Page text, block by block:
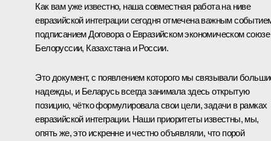
Как вам уже известно, наша совместная работа на ниве
евразийской интеграции сегодня отмечена важным
подписанием Договора о Евразийском экономическом союзе
Белоруссии, Казахстана и России.
Это документ, с появлением которого мы связывали
надежды, и Беларусь всегда занимала здесь открытую
позицию, чётко формулировала свои цели, задачи в рамках
евразийской интеграции. Наши приоритеты известны, мы,
опять же, это искренне и честно объявляли, что порой